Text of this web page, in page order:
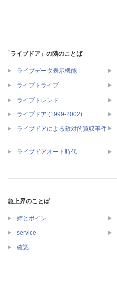
「ライブドア」の隣のことば
ライブデータ表示機能
ライブトライブ
ライブトレンド
ライブドア (1999-2002)
ライブドアによる敵対的買収事件
ライブドアオート時代
急上昇のことば
姉とボイン
service
確認